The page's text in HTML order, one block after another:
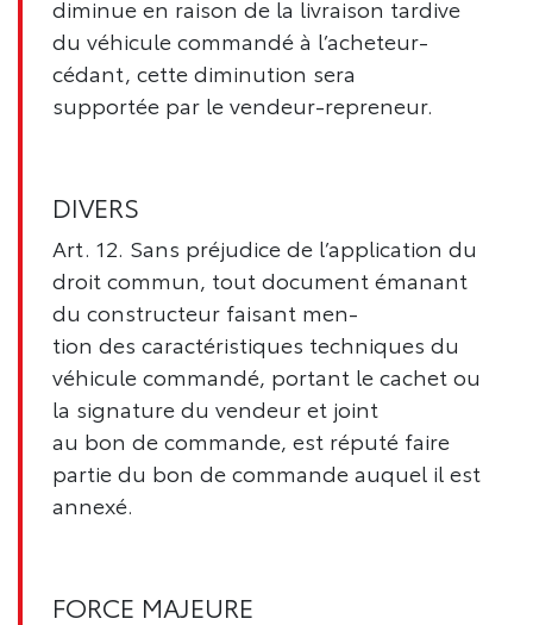
diminue en raison de la livraison tardive
du véhicule commandé à l’acheteur-
cédant, cette diminution sera
supportée par le vendeur-repreneur.
DIVERS
Art. 12. Sans préjudice de l’application du
droit commun, tout document émanant
du constructeur faisant men-
tion des caractéristiques techniques du
véhicule commandé, portant le cachet ou
la signature du vendeur et joint
au bon de commande, est réputé faire
partie du bon de commande auquel il est
annexé.
FORCE MAJEURE